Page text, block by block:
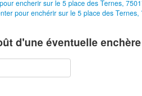
encherir sur le 5 place des Ternes,
pour enchérir sur le 5 place des Ternes,
d'une éventuelle